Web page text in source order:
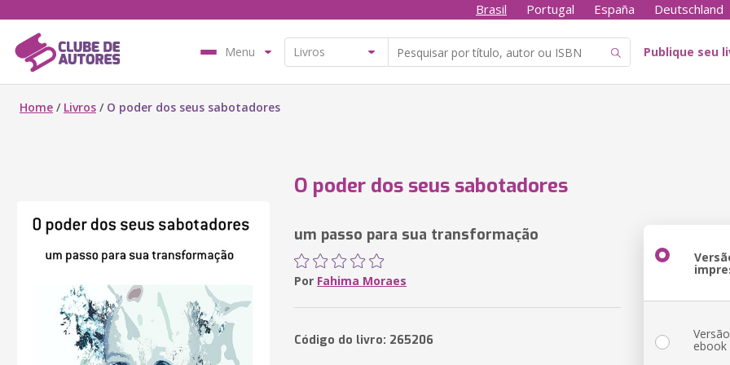
Brasil Portugal España Deutschland
Menu Publique seu
Home / Livros / O poder dos seus sabotadores
O poder dos seus sabotadores
um passo para sua transformação
Por Fahima Moraes
Código do livro: 265206 Versão
ebook